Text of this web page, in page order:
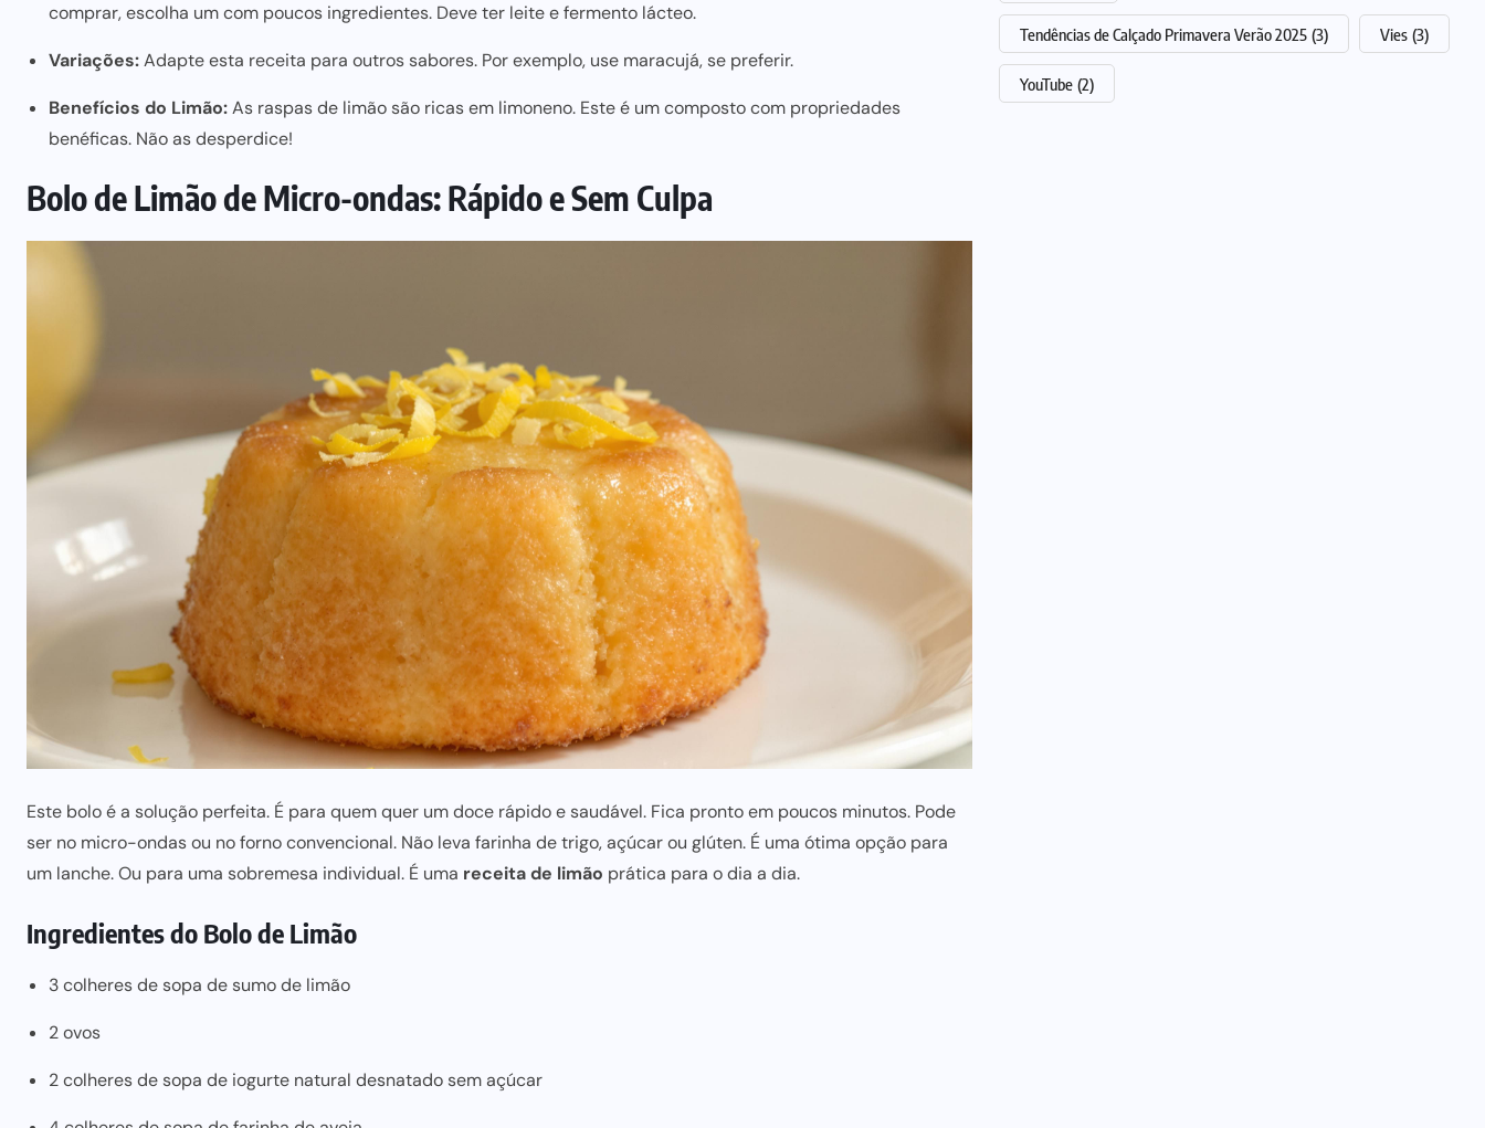
comprar, escolha um com poucos ingredientes. Deve ter leite e fermento lácteo.
Variações:Adapte esta receita para outros sabores. Por exemplo, use maracujá, se preferir.
Benefícios do Limão:As raspas de limão são ricas em limoneno. Este é um composto com propriedades
benéficas. Não as desperdice!
Bolo de Limão de Micro-ondas: Rápido e Sem Culpa
Este bolo é a solução perfeita. É para quem quer um doce rápido e saudável. Fica pronto em poucos minutos. Pode
ser no micro-ondas ou no forno convencional. Não leva farinha de trigo,açúcar ou glúten. É uma ótima opção para
um lanche. Ou para uma sobremesa individual. É uma receita de limão prática para o dia a dia.
Ingredientes do Bolo de Limão
3 colheres de sopa de sumo de limão
2 ovos
2 colheres de sopa de iogurte natural desnatado sem açúcar
Tendências de Calçado Primavera Verão 2025 (3) Vies (3)
YouTube (2)